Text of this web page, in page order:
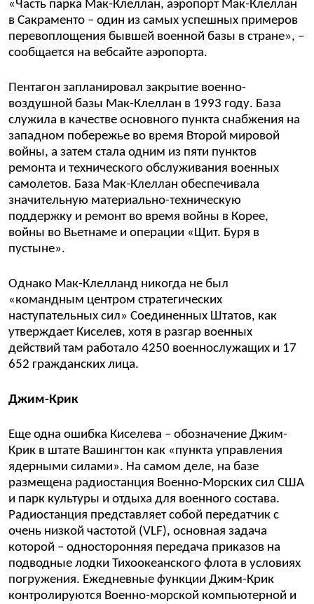
«Часть парка Мак-Клеллан, аэропорт Мак-Клеллан
в Сакраменто – один из самых успешных примеров
перевоплощения бывшей военной базы в стране», –
сообщается на вебсайте аэропорта.
Пентагон запланировал закрытие военно-
воздушной базы Мак-Клеллан в 1993 году. База
служила в качестве основного пункта снабжения на
западном побережье во время Второй мировой
войны, а затем стала одним из пяти пунктов
ремонта и технического обслуживания военных
самолетов. База Мак-Клеллан обеспечивала
значительную материально-техническую
поддержку и ремонт во время войны в Корее,
войны во Вьетнаме и операции «Щит. Буря в
пустыне».
Однако Мак-Клелланд никогда не был
«командным центром стратегических
наступательных сил» Соединенных Штатов, как
утверждает Киселев, хотя в разгар военных
действий там работало 4250 военнослужащих и 17
652 гражданских лица.
Джим-Крик
Еще одна ошибка Киселева – обозначение Джим-
Крик в штате Вашингтон как «пункта управления
ядерными силами». На самом деле, на базе
размещена радиостанция Военно-Морских сил США
и парк культуры и отдыха для военного состава.
Радиостанция представляет собой передатчик с
очень низкой частотой (VLF), основная задача
которой – односторонняя передача приказов на
подводные лодки Тихоокеанского флота в условиях
погружения. Ежедневные функции Джим-Крик
контролируются Военно-морской компьютерной и